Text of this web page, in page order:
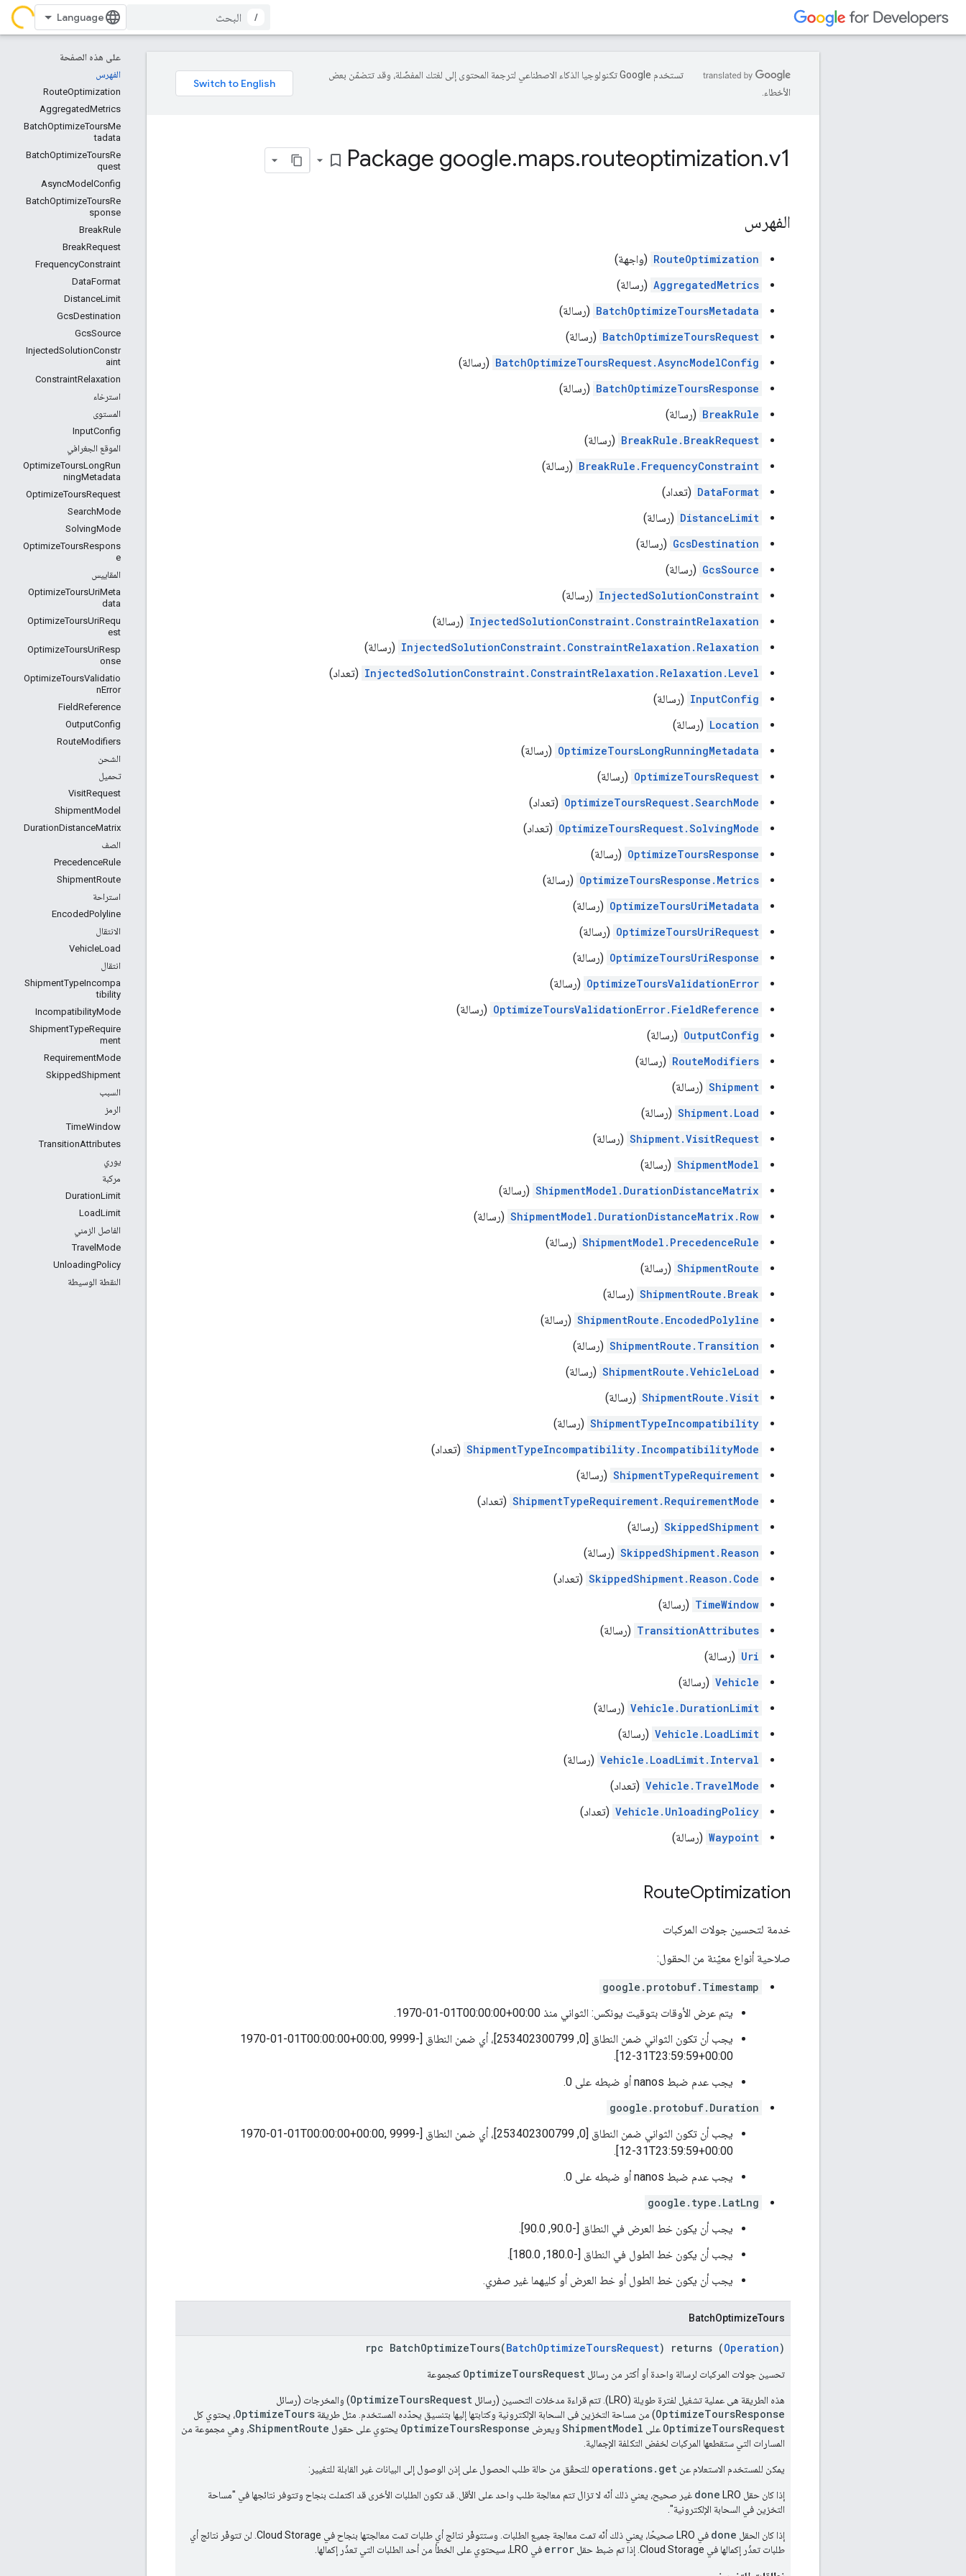
/
على هذه الصفحة
الفهرس
RouteOptimization
AggregatedMetrics
BatchOptimizeToursMe
tadata
BatchOptimizeToursRe
quest
AsyncModelConfig
BatchOptimizeToursRe
sponse
BreakRule
BreakRequest
FrequencyConstraint
DataFormat
DistanceLimit
GcsDestination
GcsSource
InjectedSolutionConstr
aint
ConstraintRelaxation
استرخاء
المستوى
InputConfig
الموقع الجغرافي
OptimizeToursLongRun
ningMetadata
OptimizeToursRequest
SearchMode
SolvingMode
OptimizeToursRespons
e
المقاييس
OptimizeToursUriMeta
data
OptimizeToursUriRequ
est
OptimizeToursUriResp
onse
OptimizeToursValidatio
nError
FieldReference
OutputConfig
RouteModifiers
الشحن
تحميل
VisitRequest
ShipmentModel
DurationDistanceMatrix
الصف
PrecedenceRule
ShipmentRoute
استراحة
EncodedPolyline
الانتقال
VehicleLoad
انتقال
ShipmentTypeIncompa
tibility
IncompatibilityMode
ShipmentTypeRequire
ment
RequirementMode
SkippedShipment
السبب
الرمز
TimeWindow
TransitionAttributes
يوري
مركبة
DurationLimit
LoadLimit
الفاصل الزمني
TravelMode
UnloadingPolicy
النقطة الوسيطة
تستخدم Google تكنولوجيا الذكاء الاصطناعي لترجمة المحتوى إلى لغتك المفضّلة، وقد تتضمّن بعض
الأخطاء.
Package google.maps.routeoptimization.v1
bookmark_border
الفهرس
RouteOptimization (واجهة)
AggregatedMetrics (رسالة)
BatchOptimizeToursMetadata (رسالة)
BatchOptimizeToursRequest (رسالة)
BatchOptimizeToursRequest.AsyncModelConfig (رسالة)
BatchOptimizeToursResponse (رسالة)
BreakRule (رسالة)
BreakRule.BreakRequest (رسالة)
BreakRule.FrequencyConstraint (رسالة)
DataFormat (تعداد)
DistanceLimit (رسالة)
GcsDestination (رسالة)
GcsSource (رسالة)
InjectedSolutionConstraint (رسالة)
InjectedSolutionConstraint.ConstraintRelaxation (رسالة)
InjectedSolutionConstraint.ConstraintRelaxation.Relaxation (رسالة)
InjectedSolutionConstraint.ConstraintRelaxation.Relaxation.Level (تعداد)
InputConfig (رسالة)
Location (رسالة)
OptimizeToursLongRunningMetadata (رسالة)
OptimizeToursRequest (رسالة)
OptimizeToursRequest.SearchMode (تعداد)
OptimizeToursRequest.SolvingMode (تعداد)
OptimizeToursResponse (رسالة)
OptimizeToursResponse.Metrics (رسالة)
OptimizeToursUriMetadata (رسالة)
OptimizeToursUriRequest (رسالة)
OptimizeToursUriResponse (رسالة)
OptimizeToursValidationError (رسالة)
OptimizeToursValidationError.FieldReference (رسالة)
OutputConfig (رسالة)
RouteModifiers (رسالة)
Shipment (رسالة)
Shipment.Load (رسالة)
Shipment.VisitRequest (رسالة)
ShipmentModel (رسالة)
ShipmentModel.DurationDistanceMatrix (رسالة)
ShipmentModel.DurationDistanceMatrix.Row (رسالة)
ShipmentModel.PrecedenceRule (رسالة)
ShipmentRoute (رسالة)
ShipmentRoute.Break (رسالة)
ShipmentRoute.EncodedPolyline (رسالة)
ShipmentRoute.Transition (رسالة)
ShipmentRoute.VehicleLoad (رسالة)
ShipmentRoute.Visit (رسالة)
ShipmentTypeIncompatibility (رسالة)
ShipmentTypeIncompatibility.IncompatibilityMode (تعداد)
ShipmentTypeRequirement (رسالة)
ShipmentTypeRequirement.RequirementMode (تعداد)
SkippedShipment (رسالة)
SkippedShipment.Reason (رسالة)
SkippedShipment.Reason.Code (تعداد)
TimeWindow (رسالة)
TransitionAttributes (رسالة)
Uri (رسالة)
Vehicle (رسالة)
Vehicle.DurationLimit (رسالة)
Vehicle.LoadLimit (رسالة)
Vehicle.LoadLimit.Interval (رسالة)
Vehicle.TravelMode (تعداد)
Vehicle.UnloadingPolicy (تعداد)
Waypoint (رسالة)
RouteOptimization
خدمة لتحسين جولات المركبات
صلاحية أنواع معيّنة من الحقول:
google.protobuf.Timestamp
يتم عرض الأوقات بتوقيت يونكس: الثواني منذ ‎1970-01-01T00:00:00+00:00.
يجب أن تكون الثواني ضمن النطاق [0, 253402300799]، أي ضمن النطاق [‎1970-01-01T00:00:00+00:00, 9999-
12-31T23:59:59+00:00].
يجب عدم ضبط nanos أو ضبطه على 0.
google.protobuf.Duration
يجب أن تكون الثواني ضمن النطاق [0, 253402300799]، أي ضمن النطاق [‎1970-01-01T00:00:00+00:00, 9999-
12-31T23:59:59+00:00].
يجب عدم ضبط nanos أو ضبطه على 0.
google.type.LatLng
يجب أن يكون خط العرض في النطاق [-90.0, 90.0].
يجب أن يكون خط الطول في النطاق [-180.0, 180.0].
يجب أن يكون خط الطول أو خط العرض أو كليهما غير صفري.
BatchOptimizeTours
rpc BatchOptimizeTours(BatchOptimizeToursRequest) returns (Operation)
تحسين جولات المركبات لرسالة واحدة أو أكثر من رسائل OptimizeToursRequest كمجموعة
هذه الطريقة هي عملية تشغيل لفترة طويلة (LRO). تتم قراءة مدخلات التحسين (رسائل OptimizeToursRequest) والمخرجات (رسائل
OptimizeToursResponse) من مساحة التخزين في السحابة الإلكترونية وكتابتها إليها بتنسيق يحدّده المستخدم. مثل طريقة OptimizeTours، يحتوي كل
OptimizeToursRequest على ShipmentModel ويعرض OptimizeToursResponse يحتوي على حقول ShipmentRoute، وهي مجموعة من
المسارات التي ستقطعها المركبات لخفض التكلفة الإجمالية.
يمكن للمستخدم الاستعلام عن operations.get للتحقّق من حالة طلب الحصول على إذن الوصول إلى البيانات غير القابلة للتغيير:
إذا كان حقل LRO done غير صحيح، يعني ذلك أنّه لا تزال تتم معالجة طلب واحد على الأقل. قد تكون الطلبات الأخرى قد اكتملت بنجاح وتتوفر نتائجها في "مساحة
التخزين في السحابة الإلكترونية".
إذا كان الحقل done
في LRO صحيحًا، يعني ذلك أنّه تمت معالجة جميع الطلبات. وستتوفّر نتائج أي طلبات تمت معالجتها بنجاح في Cloud Storage. لن تتوفّر نتائج أي
طلبات تعذّر إكمالها في Cloud Storage. إذا تم ضبط حقل
error في LRO، سيحتوي على الخطأ من أحد الطلبات التي تعذّر إكمالها.